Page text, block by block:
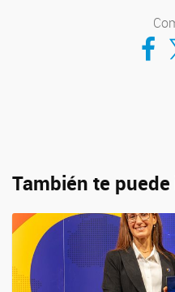
También te